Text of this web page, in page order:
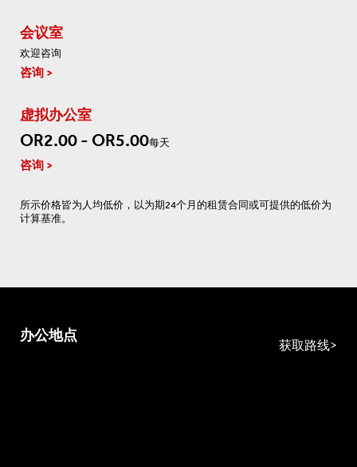
会议室
欢迎咨询
咨询
虚拟办公室
OR2.00 - OR5.00每天
咨询
所示价格皆为人均低价，以为期24个月的租赁合同或可提供的低价为
计算基准。
办公地点
获取路线